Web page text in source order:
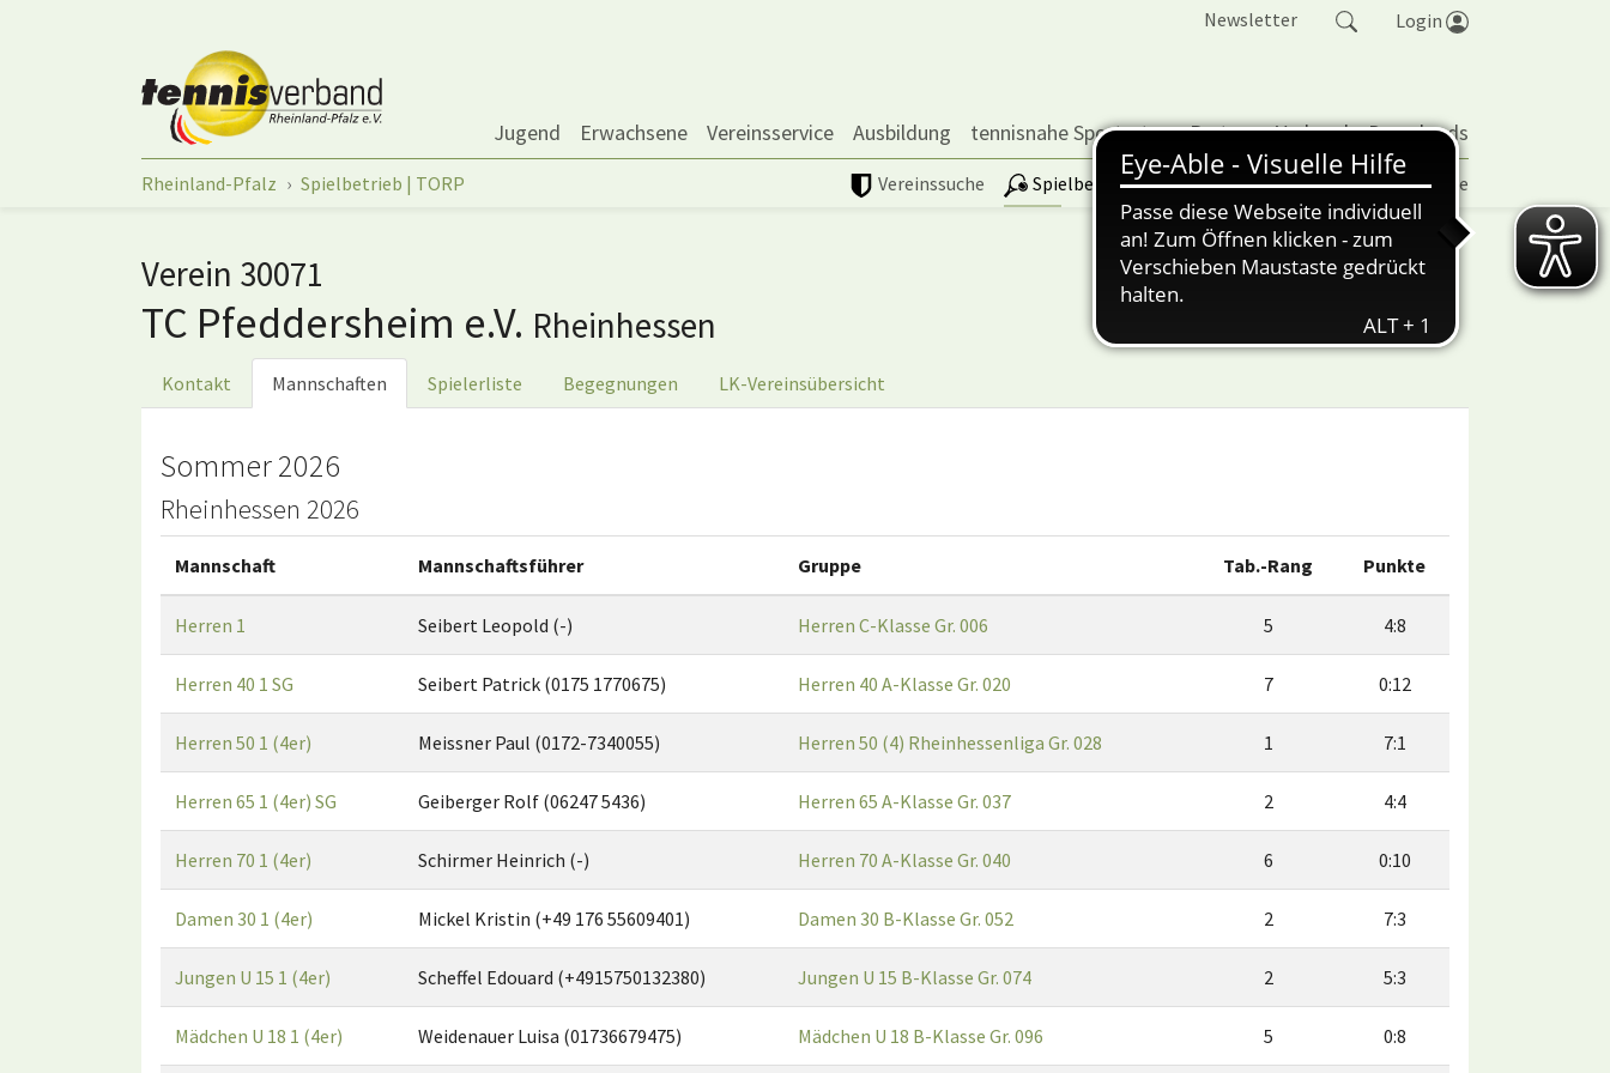
Newsletter Login
Jugend Erwachsene Vereinsservice Ausbildung tennisnahe Sportarten Partner Verband Downloads
Vereinssuche Spielbetrieb | TORP Vereinspokal Turniere
Sie sind hier:
Rheinland-Pfalz Spielbetrieb | TORP
Verein 30071
TC Pfeddersheim e.V. Rheinhessen
Kontakt Mannschaften Spielerliste Begegnungen LK-Vereinsübersicht
Sommer 2026
Rheinhessen 2026
Mannschaft Mannschaftsführer Gruppe Tab.-Rang Punkte
Herren 1 Seibert Leopold (-) Herren C-Klasse Gr. 006 5 4:8
Herren 40 1 SG Seibert Patrick (0175 1770675) Herren 40 A-Klasse Gr. 020 7 0:12
Herren 50 1 (4er) Meissner Paul (0172-7340055) Herren 50 (4) Rheinhessenliga Gr. 028 1 7:1
Herren 65 1 (4er) SG Geiberger Rolf (06247 5436) Herren 65 A-Klasse Gr. 037 2 4:4
Herren 70 1 (4er) Schirmer Heinrich (-) Herren 70 A-Klasse Gr. 040 6 0:10
Damen 30 1 (4er) Mickel Kristin (+49 176 55609401) Damen 30 B-Klasse Gr. 052 2 7:3
Jungen U 15 1 (4er) Scheffel Edouard (+4915750132380) Jungen U 15 B-Klasse Gr. 074 2 5:3
Mädchen U 18 1 (4er) Weidenauer Luisa (01736679475) Mädchen U 18 B-Klasse Gr. 096 5 0:8